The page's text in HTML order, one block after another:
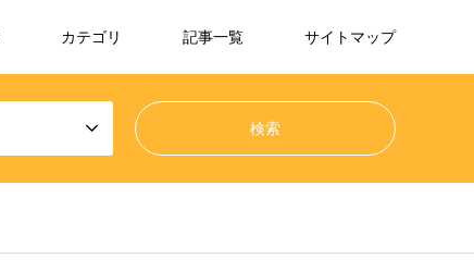
カテゴリ 記事一覧 サイトマップ